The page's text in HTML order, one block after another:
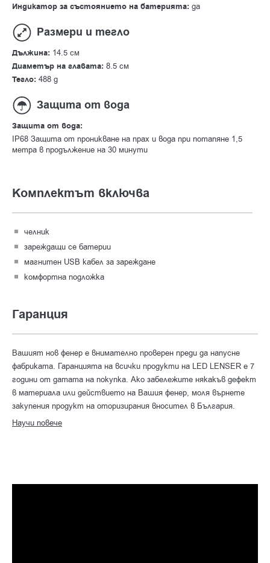
Индикатор за състоянието на батерията: да
Размери и тегло
Дължина: 14.5 см
Диаметър на главата: 8.5 см
Тегло: 488 g
Защита от вода
Защита от вода:
IP68 Защита от проникване на прах и вода при потапяне 1,5
метра в продължение на 30 минути
Комплектът включва
челник
зареждащи се батерии
магнитен USB кабел за зарежданe
комфортна подложка
Гаранция
Вашият нов фенер е внимателно проверен преди да напусне
фабриката. Гаранцията на всички продукти на LED LENSER е 7
години от датата на покупка. Ако забележите някакъв дефект
в материала или действието на Вашия фенер, моля върнете
закупения продукт на оторизирания вносител в България.
Научи повече